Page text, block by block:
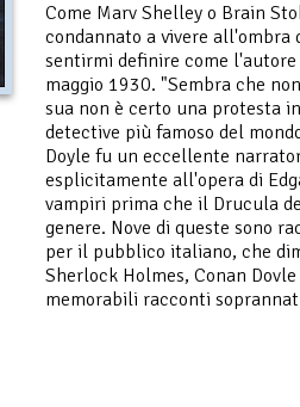
Come Marv Shelley o Brain
condannato a vivere all'ombra
sentirmi definire come
maggio 1930. "Sembra che
sua non è certo una protesta
detective più famoso del
Doyle fu un eccellente
esplicitamente all'opera di
vampiri prima che il Drucula
genere. Nove di queste sono
per il pubblico italiano, che
Sherlock Holmes, Conan
memorabili racconti